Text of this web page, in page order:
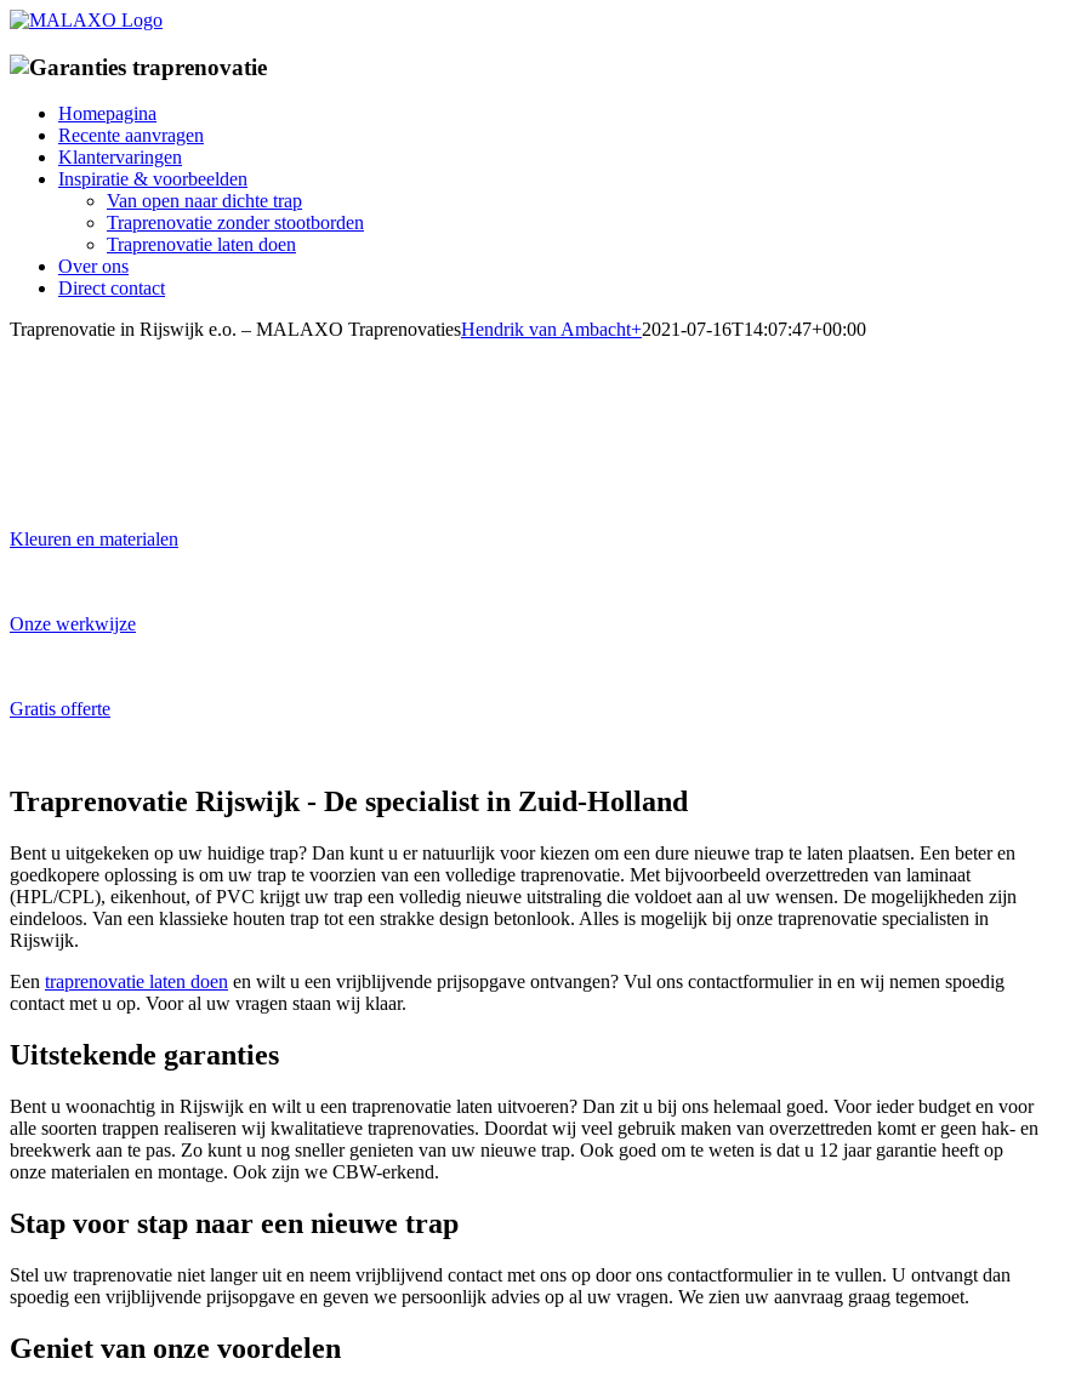
Ga
inhoud
Homepagina
Recente aanvragen
Klantervaringen
Inspiratie & voorbeelden
Van open naar dichte trap
Traprenovatie zonder stootborden
Traprenovatie laten doen
Over ons
Direct contact
Traprenovatie in Rijswijk e.o. – MALAXO TraprenovatiesHendrik van Ambacht+2021-07-16T14:07:47+00:00
Kleuren en materialen
Onze werkwijze
Gratis offerte
Traprenovatie Rijswijk - De specialist in Zuid-Holland
Bent u uitgekeken op uw huidige trap? Dan kunt u er natuurlijk voor kiezen om een dure nieuwe trap te laten plaatsen. Een beter en
goedkopere oplossing is om uw trap te voorzien van een volledige traprenovatie. Met bijvoorbeeld overzettreden van laminaat
(HPL/CPL), eikenhout, of PVC krijgt uw trap een volledig nieuwe uitstraling die voldoet aan al uw wensen. De mogelijkheden zijn
eindeloos. Van een klassieke houten trap tot een strakke design betonlook. Alles is mogelijk bij onze traprenovatie specialisten in
Rijswijk.
Een traprenovatie laten doen en wilt u een vrijblijvende prijsopgave ontvangen? Vul ons contactformulier in en wij nemen spoedig
contact met u op. Voor al uw vragen staan wij klaar.
Uitstekende garanties
Bent u woonachtig in Rijswijk en wilt u een traprenovatie laten uitvoeren? Dan zit u bij ons helemaal goed. Voor ieder budget en voor
alle soorten trappen realiseren wij kwalitatieve traprenovaties. Doordat wij veel gebruik maken van overzettreden komt er geen hak- en
breekwerk aan te pas. Zo kunt u nog sneller genieten van uw nieuwe trap. Ook goed om te weten is dat u 12 jaar garantie heeft op
onze materialen en montage. Ook zijn we CBW-erkend.
Stap voor stap naar een nieuwe trap
Stel uw traprenovatie niet langer uit en neem vrijblijvend contact met ons op door ons contactformulier in te vullen. U ontvangt dan
spoedig een vrijblijvende prijsopgave en geven we persoonlijk advies op al uw vragen. We zien uw aanvraag graag tegemoet.
Geniet van onze voordelen